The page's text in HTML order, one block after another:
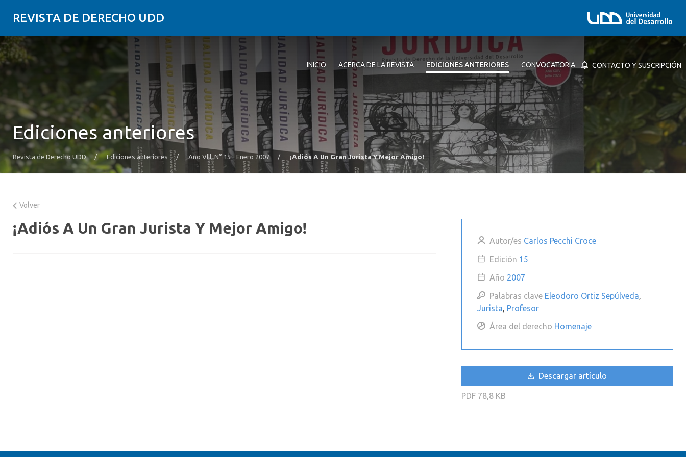
REVISTA DE DERECHO UDD
INICIO ACERCA DE LA REVISTA EDICIONES ANTERIORES CONVOCATORIA CONTACTO Y SUSCRIPCIÓN
Ediciones anteriores
Revista de Derecho UDD / Ediciones anteriores / Año Vlll, N° 15 - Enero 2007 / ¡Adiós A Un Gran Jurista Y Mejor Amigo!
Volver
¡Adiós A Un Gran Jurista Y Mejor Amigo!
Autor/es Carlos Pecchi Croce
Edición 15
Año 2007
Palabras clave Eleodoro Ortiz Sepúlveda
Jurista Profesor
Área del derecho Homenaje
Descargar artículo
PDF 78,8 KB